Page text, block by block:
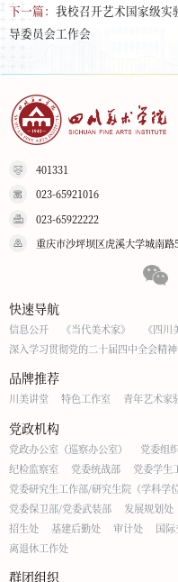
下一篇： 我校召开艺术国家级实
导委员会工作会
401331
023-65921016
023-65922222
重庆市沙坪坝区虎溪大学城南路
快速导航
信息公开 《当代美术家》 《四川
深入学习贯彻党的二十届四中全会精
品牌推荐
川美讲堂 特色工作室 青年艺术家
党政机构
党政办公室（巡察办公室） 党委组
纪检监察室
党委统战部
党委学生
党委研究生工作部/研究生院（学科学位
党委保卫部/党委武装部
发展规划处
招生处
基建后勤处 审计处
国际
离退休工作处
群团组织